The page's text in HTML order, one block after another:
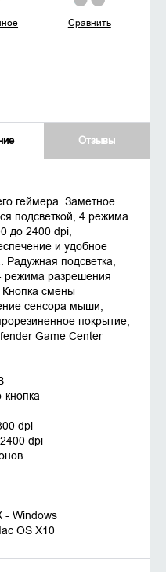
Сравнить
Отзывы
геймера. Заметное
подсветкой, 4 режима
до 2400 dpi,
и удобное
Радужная подсветка,
режима разрешения
смены
сенсора мыши,
покрытие,
Game Center
кнопка
dpi
dpi
- Windows
OS X10